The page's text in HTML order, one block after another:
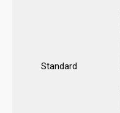
Standard